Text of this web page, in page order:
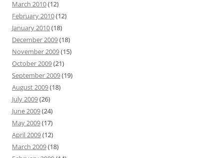
March 2010(12)
February 2010(12)
January 2010(18)
December 2009(18)
November 2009(15)
October 2009(21)
September 2009(19)
August 2009(18)
July 2009(26)
June 2009(24)
May 2009(17)
April 2009(12)
March 2009(18)